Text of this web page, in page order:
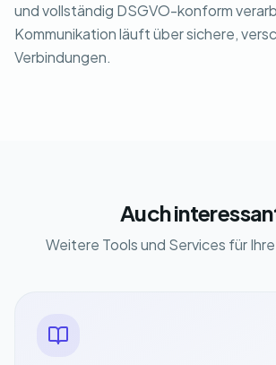
und vollständig DSGVO-konform
Kommunikation läuft über sichere,
Verbindungen.
Auch
Weitere Tools und Services für